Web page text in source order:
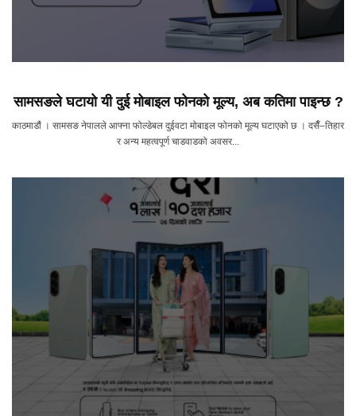
सामसङले घटायो यी दुई मोबाइल फोनको मूल्य, अब कतिमा पाइन्छ ?
काठमाडौं । सामसङ नेपालले आफ्ना फोल्डेबल दुईवटा मोबाइल फोनको मूल्य घटाएको छ । दसैँ–तिहार
र अन्य महत्वपूर्ण चाडवाडको अवसर...